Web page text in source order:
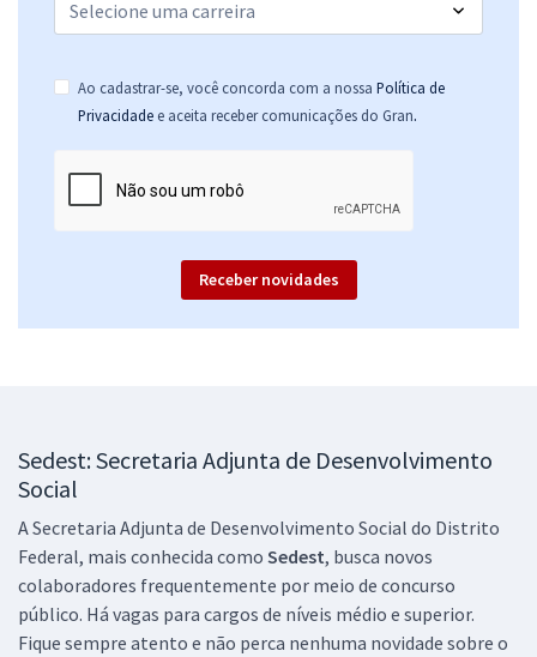
Comprar
- Conhecimentos Gerais para Todos os Cargos (Pós-edital)
ou 12x deR$25,99
Economize R$ 77,98 (-20%)
Comprar
Especialidade: Administração (Cargo 400) - Pós-edital
ou 12x de R$39,92
Economize R$ 119,76 (-20%)
Comprar
Ao cadastrar-se, você concorda com a nossa Política de
Privacidade e aceita receber comunicações do Gran.
Receber novidades
Sedest: Secretaria Adjunta de Desenvolvimento
Social
A Secretaria Adjunta de Desenvolvimento Social do Distrito
Federal, mais conhecida como Sedest, busca novos
colaboradores frequentemente por meio de concurso
público. Há vagas para cargos de níveis médio e superior.
Fique sempre atento e não perca nenhuma novidade sobre o